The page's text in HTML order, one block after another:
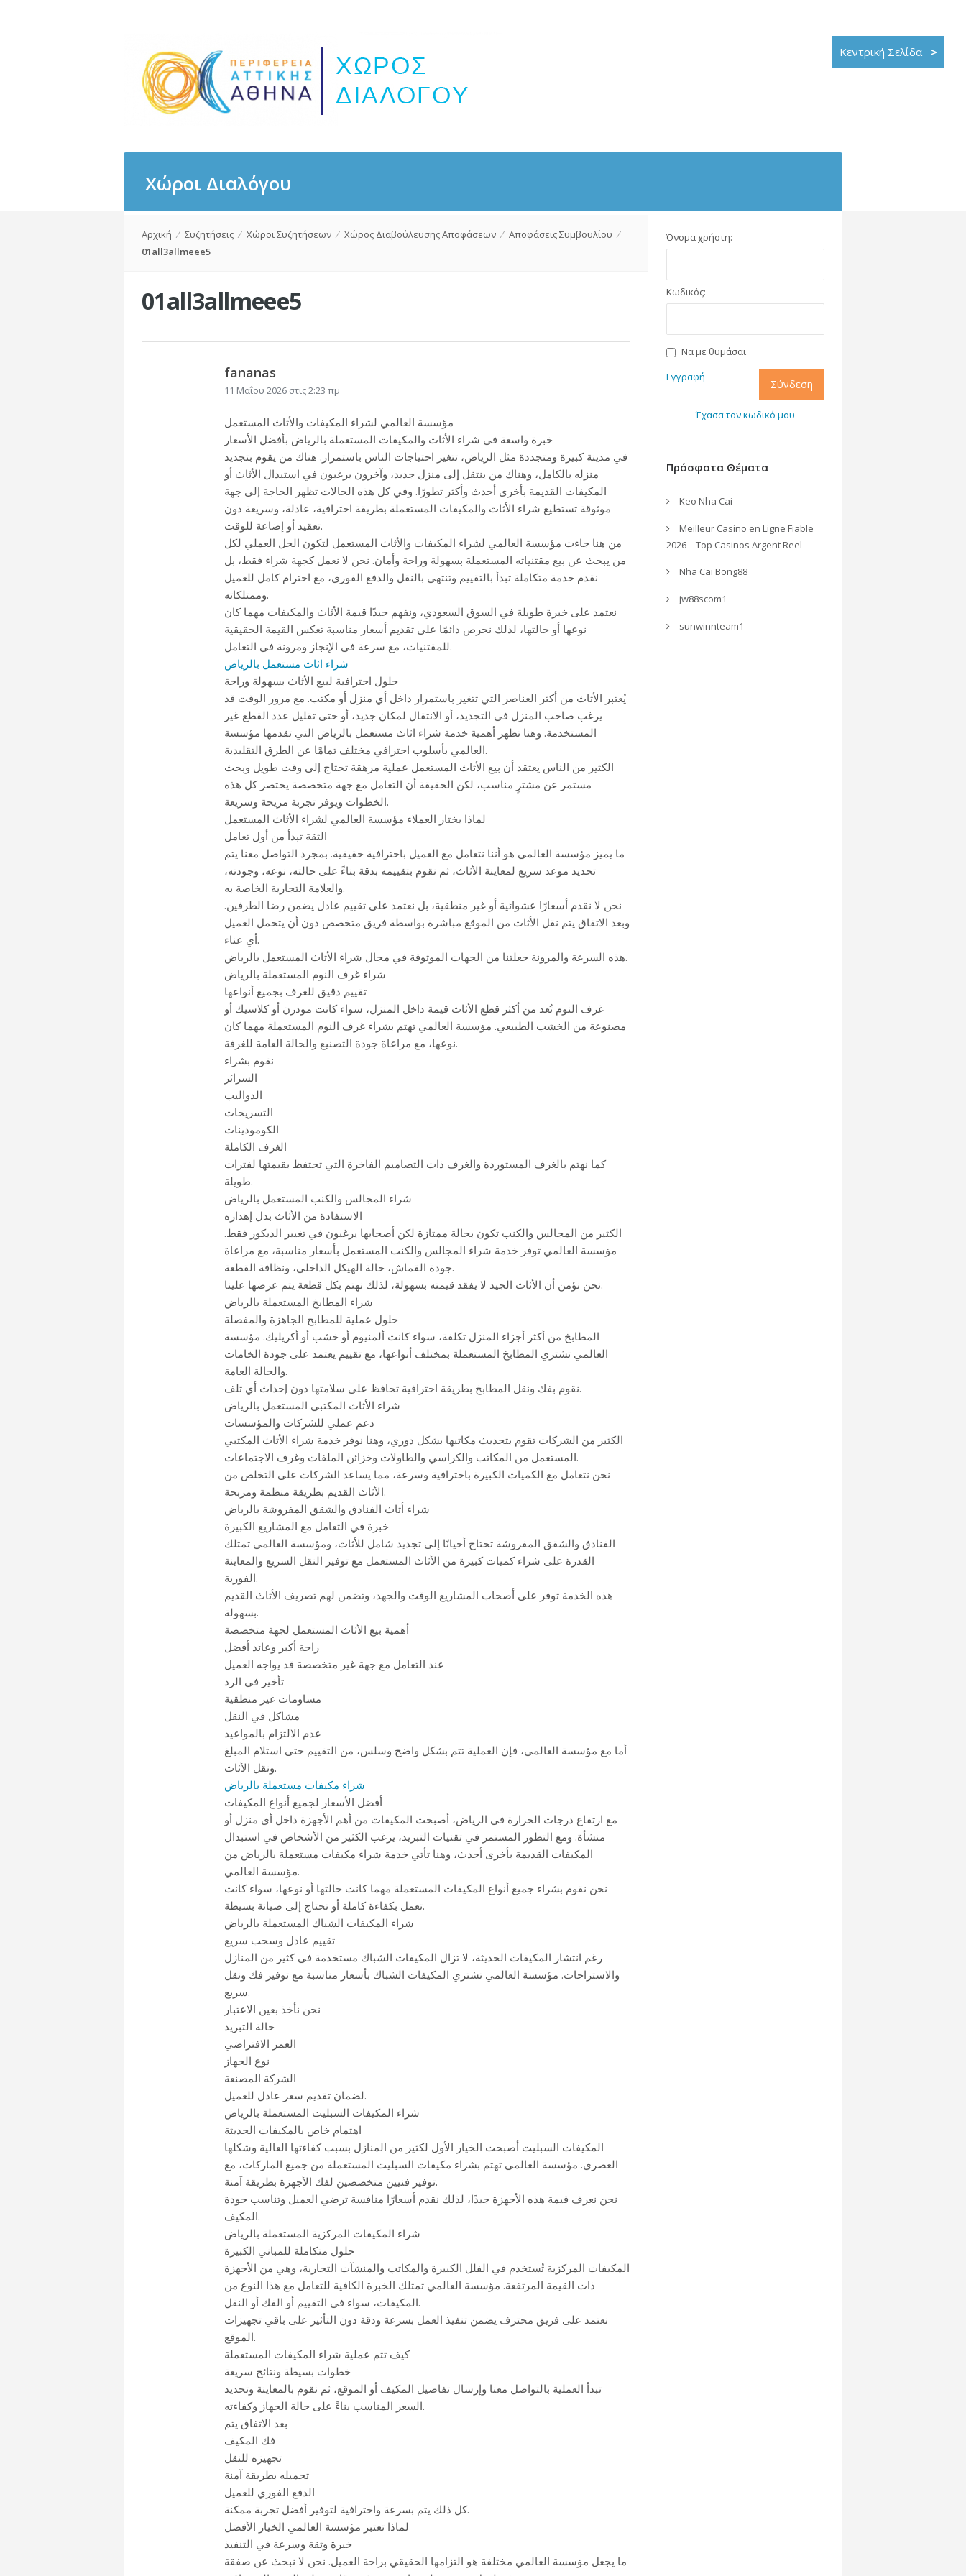
Κεντρική Σελίδα >
Χώροι Διαλόγου
Αρχική ⁄ Συζητήσεις ⁄ Χώροι Συζητήσεων ⁄ Χώρος Διαβούλευσης Αποφάσεων ⁄ Αποφάσεις Συμβουλίου ⁄
01all3allmeee5
01all3allmeee5
fananas
11 Μαΐου 2026 στις 2:23 πμ
مؤسسة العالمي لشراء المكيفات والأثاث المستعمل
خبرة واسعة في شراء الأثاث والمكيفات المستعملة بالرياض بأفضل الأسعار
في مدينة كبيرة ومتجددة مثل الرياض، تتغير احتياجات الناس باستمرار. هناك من يقوم بتجديد
منزله بالكامل، وهناك من ينتقل إلى منزل جديد، وآخرون يرغبون في استبدال الأثاث أو
المكيفات القديمة بأخرى أحدث وأكثر تطورًا. وفي كل هذه الحالات تظهر الحاجة إلى جهة
موثوقة تستطيع شراء الأثاث والمكيفات المستعملة بطريقة احترافية، عادلة، وسريعة دون
تعقيد أو إضاعة للوقت.
من هنا جاءت مؤسسة العالمي لشراء المكيفات والأثاث المستعمل لتكون الحل العملي لكل
من يبحث عن بيع مقتنياته المستعملة بسهولة وراحة وأمان. نحن لا نعمل كجهة شراء فقط، بل
نقدم خدمة متكاملة تبدأ بالتقييم وتنتهي بالنقل والدفع الفوري، مع احترام كامل للعميل
وممتلكاته.
نعتمد على خبرة طويلة في السوق السعودي، ونفهم جيدًا قيمة الأثاث والمكيفات مهما كان
نوعها أو حالتها، لذلك نحرص دائمًا على تقديم أسعار مناسبة تعكس القيمة الحقيقية
للمقتنيات، مع سرعة في الإنجاز ومرونة في التعامل.
شراء اثاث مستعمل بالرياض
حلول احترافية لبيع الأثاث بسهولة وراحة
يُعتبر الأثاث من أكثر العناصر التي تتغير باستمرار داخل أي منزل أو مكتب. مع مرور الوقت قد
يرغب صاحب المنزل في التجديد، أو الانتقال لمكان جديد، أو حتى تقليل عدد القطع غير
المستخدمة. وهنا تظهر أهمية خدمة شراء اثاث مستعمل بالرياض التي تقدمها مؤسسة
العالمي بأسلوب احترافي مختلف تمامًا عن الطرق التقليدية.
الكثير من الناس يعتقد أن بيع الأثاث المستعمل عملية مرهقة تحتاج إلى وقت طويل وبحث
مستمر عن مشترٍ مناسب، لكن الحقيقة أن التعامل مع جهة متخصصة يختصر كل هذه
الخطوات ويوفر تجربة مريحة وسريعة.
لماذا يختار العملاء مؤسسة العالمي لشراء الأثاث المستعمل
الثقة تبدأ من أول تعامل
ما يميز مؤسسة العالمي هو أننا نتعامل مع العميل باحترافية حقيقية. بمجرد التواصل معنا يتم
تحديد موعد سريع لمعاينة الأثاث، ثم نقوم بتقييمه بدقة بناءً على حالته، نوعه، وجودته،
والعلامة التجارية الخاصة به.
نحن لا نقدم أسعارًا عشوائية أو غير منطقية، بل نعتمد على تقييم عادل يضمن رضا الطرفين.
وبعد الاتفاق يتم نقل الأثاث من الموقع مباشرة بواسطة فريق متخصص دون أن يتحمل العميل
أي عناء.
هذه السرعة والمرونة جعلتنا من الجهات الموثوقة في مجال شراء الأثاث المستعمل بالرياض.
شراء غرف النوم المستعملة بالرياض
تقييم دقيق للغرف بجميع أنواعها
غرف النوم تُعد من أكثر قطع الأثاث قيمة داخل المنزل، سواء كانت مودرن أو كلاسيك أو
مصنوعة من الخشب الطبيعي. مؤسسة العالمي تهتم بشراء غرف النوم المستعملة مهما كان
نوعها، مع مراعاة جودة التصنيع والحالة العامة للغرفة.
نقوم بشراء
السرائر
الدواليب
التسريحات
الكومودينات
الغرف الكاملة
كما نهتم بالغرف المستوردة والغرف ذات التصاميم الفاخرة التي تحتفظ بقيمتها لفترات
طويلة.
شراء المجالس والكنب المستعمل بالرياض
الاستفادة من الأثاث بدل إهداره
الكثير من المجالس والكنب تكون بحالة ممتازة لكن أصحابها يرغبون في تغيير الديكور فقط.
مؤسسة العالمي توفر خدمة شراء المجالس والكنب المستعمل بأسعار مناسبة، مع مراعاة
جودة القماش، حالة الهيكل الداخلي، ونظافة القطعة.
نحن نؤمن أن الأثاث الجيد لا يفقد قيمته بسهولة، لذلك نهتم بكل قطعة يتم عرضها علينا.
شراء المطابخ المستعملة بالرياض
حلول عملية للمطابخ الجاهزة والمفصلة
المطابخ من أكثر أجزاء المنزل تكلفة، سواء كانت ألمنيوم أو خشب أو أكريليك. مؤسسة
العالمي تشتري المطابخ المستعملة بمختلف أنواعها، مع تقييم يعتمد على جودة الخامات
والحالة العامة.
نقوم بفك ونقل المطابخ بطريقة احترافية تحافظ على سلامتها دون إحداث أي تلف.
شراء الأثاث المكتبي المستعمل بالرياض
دعم عملي للشركات والمؤسسات
الكثير من الشركات تقوم بتحديث مكاتبها بشكل دوري، وهنا نوفر خدمة شراء الأثاث المكتبي
المستعمل من المكاتب والكراسي والطاولات وخزائن الملفات وغرف الاجتماعات.
نحن نتعامل مع الكميات الكبيرة باحترافية وسرعة، مما يساعد الشركات على التخلص من
الأثاث القديم بطريقة منظمة ومربحة.
شراء أثاث الفنادق والشقق المفروشة بالرياض
خبرة في التعامل مع المشاريع الكبيرة
الفنادق والشقق المفروشة تحتاج أحيانًا إلى تجديد شامل للأثاث، ومؤسسة العالمي تمتلك
القدرة على شراء كميات كبيرة من الأثاث المستعمل مع توفير النقل السريع والمعاينة
الفورية.
هذه الخدمة توفر على أصحاب المشاريع الوقت والجهد، وتضمن لهم تصريف الأثاث القديم
بسهولة.
أهمية بيع الأثاث المستعمل لجهة متخصصة
راحة أكبر وعائد أفضل
عند التعامل مع جهة غير متخصصة قد يواجه العميل
تأخير في الرد
مساومات غير منطقية
مشاكل في النقل
عدم الالتزام بالمواعيد
أما مع مؤسسة العالمي، فإن العملية تتم بشكل واضح وسلس، من التقييم حتى استلام المبلغ
ونقل الأثاث.
شراء مكيفات مستعملة بالرياض
أفضل الأسعار لجميع أنواع المكيفات
مع ارتفاع درجات الحرارة في الرياض، أصبحت المكيفات من أهم الأجهزة داخل أي منزل أو
منشأة. ومع التطور المستمر في تقنيات التبريد، يرغب الكثير من الأشخاص في استبدال
المكيفات القديمة بأخرى أحدث، وهنا تأتي خدمة شراء مكيفات مستعملة بالرياض من
مؤسسة العالمي.
نحن نقوم بشراء جميع أنواع المكيفات المستعملة مهما كانت حالتها أو نوعها، سواء كانت
تعمل بكفاءة كاملة أو تحتاج إلى صيانة بسيطة.
شراء المكيفات الشباك المستعملة بالرياض
تقييم عادل وسحب سريع
رغم انتشار المكيفات الحديثة، لا تزال المكيفات الشباك مستخدمة في كثير من المنازل
والاستراحات. مؤسسة العالمي تشتري المكيفات الشباك بأسعار مناسبة مع توفير فك ونقل
سريع.
نحن نأخذ بعين الاعتبار
حالة التبريد
العمر الافتراضي
نوع الجهاز
الشركة المصنعة
لضمان تقديم سعر عادل للعميل.
شراء المكيفات السبليت المستعملة بالرياض
اهتمام خاص بالمكيفات الحديثة
المكيفات السبليت أصبحت الخيار الأول لكثير من المنازل بسبب كفاءتها العالية وشكلها
العصري. مؤسسة العالمي تهتم بشراء مكيفات السبليت المستعملة من جميع الماركات، مع
توفير فنيين متخصصين لفك الأجهزة بطريقة آمنة.
نحن نعرف قيمة هذه الأجهزة جيدًا، لذلك نقدم أسعارًا منافسة ترضي العميل وتناسب جودة
المكيف.
شراء المكيفات المركزية المستعملة بالرياض
حلول متكاملة للمباني الكبيرة
المكيفات المركزية تُستخدم في الفلل الكبيرة والمكاتب والمنشآت التجارية، وهي من الأجهزة
ذات القيمة المرتفعة. مؤسسة العالمي تمتلك الخبرة الكافية للتعامل مع هذا النوع من
المكيفات، سواء في التقييم أو الفك أو النقل.
نعتمد على فريق محترف يضمن تنفيذ العمل بسرعة ودقة دون التأثير على باقي تجهيزات
الموقع.
كيف تتم عملية شراء المكيفات المستعملة
خطوات بسيطة ونتائج سريعة
تبدأ العملية بالتواصل معنا وإرسال تفاصيل المكيف أو الموقع، ثم نقوم بالمعاينة وتحديد
السعر المناسب بناءً على حالة الجهاز وكفاءته.
بعد الاتفاق يتم
فك المكيف
تجهيزه للنقل
تحميله بطريقة آمنة
الدفع الفوري للعميل
كل ذلك يتم بسرعة واحترافية لتوفير أفضل تجربة ممكنة.
لماذا تعتبر مؤسسة العالمي الخيار الأفضل
خبرة وثقة وسرعة في التنفيذ
ما يجعل مؤسسة العالمي مختلفة هو التزامها الحقيقي براحة العميل. نحن لا نبحث عن صفقة
Όνομα χρήστη:
Κωδικός:
Να με θυμάσαι
Σύνδεση
Εγγραφή
Έχασα τον κωδικό μου
Πρόσφατα Θέματα
Keo Nha Cai
Meilleur Casino en Ligne Fiable
2026 – Top Casinos Argent Reel
Nha Cai Bong88
jw88scom1
sunwinnteam1